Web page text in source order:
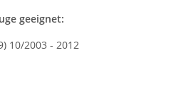
geeignet:
10/2003 - 2012